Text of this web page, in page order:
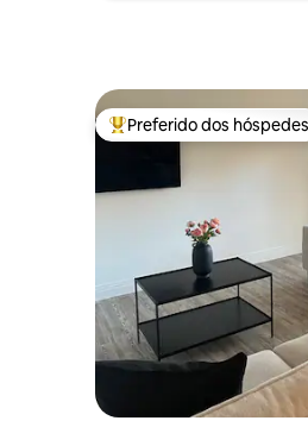
Entre os melhores
Preferido dos hóspedes